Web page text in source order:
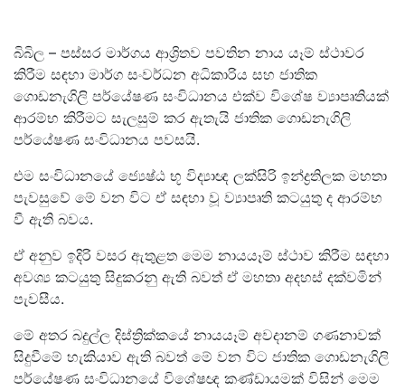
බිබිල – පස්සර මාර්ගය ආශ්‍රිතව පවතින නාය යෑම් ස්ථාවර
කිරීම සඳහා මාර්ග සංවර්ධන අධිකාරිය සහ ජාතික
ගොඩනැගිලි පර්යේෂණ සංවිධානය එක්ව විශේෂ ව්‍යාපෘතියක්
ආරම්භ කිරීමට සැලසුම් කර ඇතැයි ජාතික ගොඩනැගිලි
පර්යේෂණ සංවිධානය පවසයි.
එම සංවිධානයේ ජ්‍යෙෂ්ඨ භූ විද්‍යාඥ ලක්සිරි ඉන්ද්‍රතිලක මහතා
පැවසුවේ මේ වන විට ඒ සඳහා වූ ව්‍යාපෘති කටයුතු ද ආරම්භ
වී ඇති බවය.
ඒ අනුව ඉදිරි වසර ඇතුළත මෙම නායයෑම් ස්ථාව කිරීම සඳහා
අවශ්‍ය කටයුතු සිදුකරනු ඇති බවත් ඒ මහතා අදහස් දක්වමින්
පැවසීය.
මේ අතර බදුල්ල දිස්ත්‍රික්කයේ නායයෑම් අවදානම් ගණනාවක්
සිදුවීමේ හැකියාව ඇති බවත් මේ වන විට ජාතික ගොඩනැගිලි
පර්යේෂණ සංවිධානයේ විශේෂඥ කණ්ඩායමක් විසින් මෙම